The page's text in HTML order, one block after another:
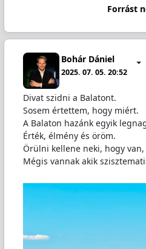
Forrást
Bohár Dániel
2025. 07. 05. 20:52
Divat szidni a Balatont.
Sosem értettem, hogy miért.
A Balaton hazánk egyik
Érték, élmény és öröm.
Örülni kellene neki, hogy van,
Mégis vannak akik